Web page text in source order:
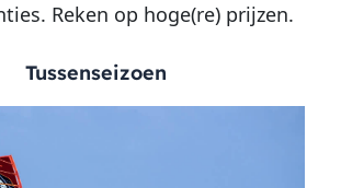
Reken op hoge(re) prijzen.
Tussenseizoen